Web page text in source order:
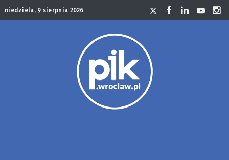
niedziela, 9 sierpnia 2026